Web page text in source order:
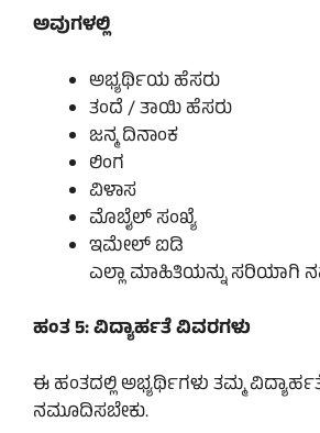
ಅವುಗಳಲ್ಲಿ
ಅಭ್ಯರ್ಥಿಯ ಹೆಸರು
ತಂದೆ / ತಾಯಿ ಹೆಸರು
ಜನ್ಮ ದಿನಾಂಕ
ಲಿಂಗ
ವಿಳಾಸ
ಮೊಬೈಲ್ ಸಂಖ್ಯೆ
ಇಮೇಲ್ ಐಡಿ
ಎಲ್ಲಾ ಮಾಹಿತಿಯನ್ನು ಸರಿಯಾಗಿ
ಹಂತ 5: ವಿದ್ಯಾರ್ಹತೆ ವಿವರಗಳು
ಈ ಹಂತದಲ್ಲಿ ಅಭ್ಯರ್ಥಿಗಳು ತಮ್ಮ
ನಮೂದಿಸಬೇಕು.